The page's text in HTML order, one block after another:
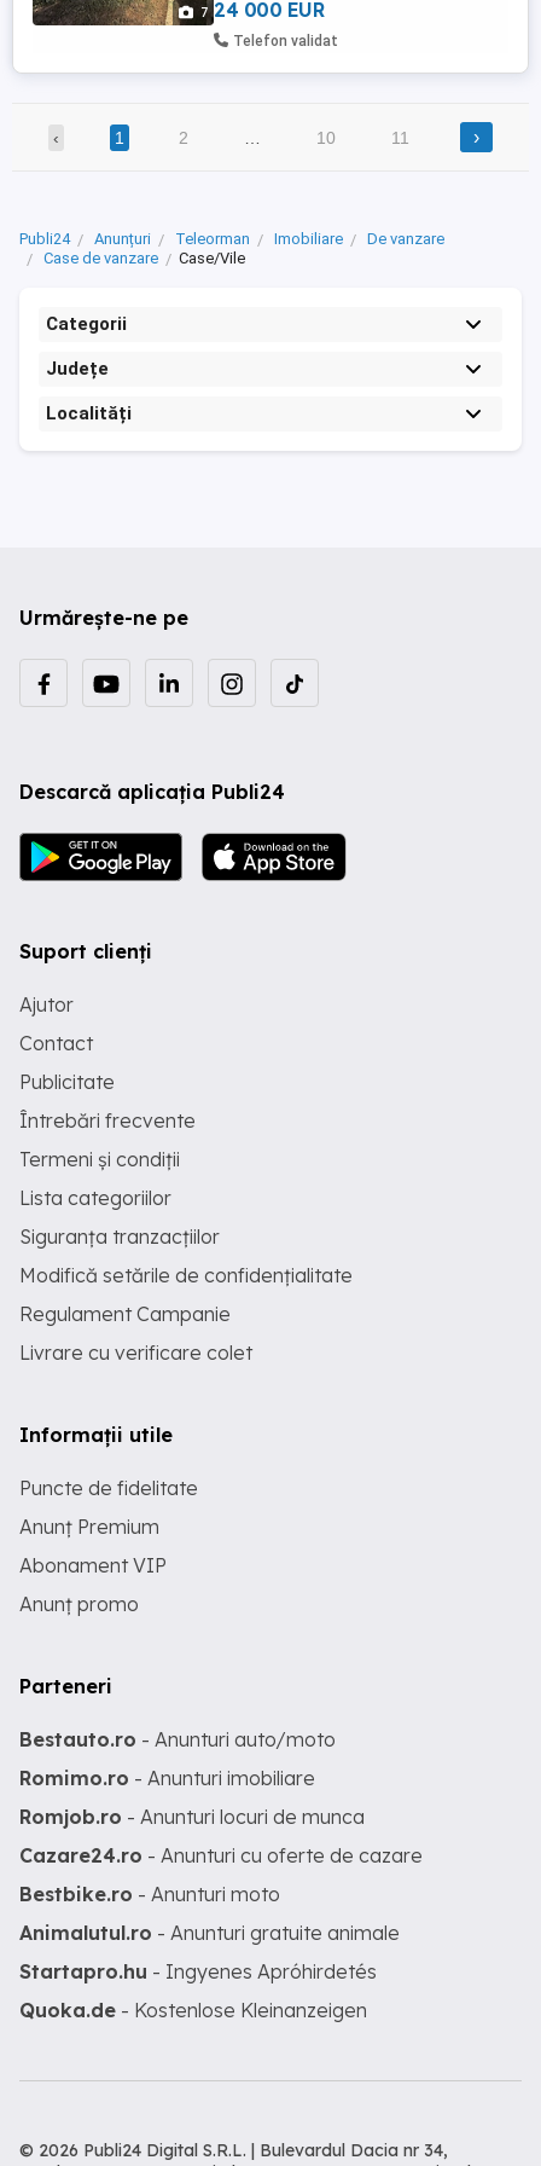
7 24 000 EUR
Telefon validat
‹ 1 2 10 11 ›
Publi24 Anunțuri Teleorman Imobiliare
De vanzare
Case de vanzare
Case/Vile
Categorii
Județe
Localități
Urmărește-ne pe
Descarcă aplicația Publi24
Suport clienți
Ajutor
Contact
Publicitate
Întrebări frecvente
Termeni și condiții
Lista categoriilor
Siguranța tranzacțiilor
Modifică setările de confidențialitate
Regulament Campanie
Livrare cu verificare colet
Informații utile
Puncte de fidelitate
Anunț Premium
Abonament VIP
Anunț promo
Parteneri
Bestauto.ro - Anunturi auto/moto
Romimo.ro - Anunturi imobiliare
Romjob.ro - Anunturi locuri de munca
Cazare24.ro - Anunturi cu oferte de cazare
Bestbike.ro - Anunturi moto
Animalutul.ro - Anunturi gratuite animale
Startapro.hu - Ingyenes Apróhirdetés
Quoka.de - Kostenlose Kleinanzeigen
© 2026 Publi24 Digital S.R.L. | Bulevardul Dacia nr 34,